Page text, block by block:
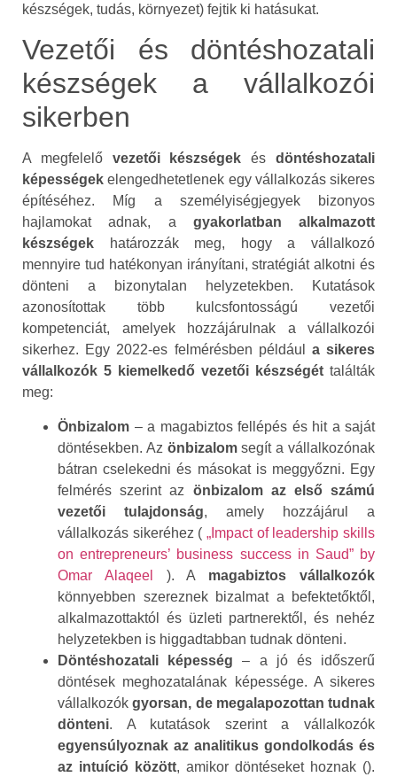
készségek, tudás, környezet) fejtik ki hatásukat.
Vezetői és döntéshozatali
készségek a vállalkozói
sikerben
A megfelelő vezetői készségek ésdöntéshozatali
képességek elengedhetetlenek egy vállalkozás sikeres
építéséhez. Míg a személyiségjegyek bizonyos
hajlamokat adnak, a gyakorlatban alkalmazott
készségek határozzák meg, hogy a vállalkozó
mennyire tud hatékonyan irányítani, stratégiát alkotni és
dönteni a bizonytalan helyzetekben. Kutatások
azonosítottak több kulcsfontosságú vezetői
kompetenciát, amelyek hozzájárulnak a vállalkozói
sikerhez. Egy 2022-es felmérésben például a sikeres
vállalkozók 5 kiemelkedő vezetői készségét találták
meg:
Önbizalom – a magabiztos fellépés és hit a saját
döntésekben. Az önbizalomsegít a vállalkozónak
bátran cselekedni és másokat is meggyőzni. Egy
felmérés szerint az önbizalom az első számú
vezetői tulajdonság, amely hozzájárul a
vállalkozás sikeréhez ( „Impact of leadership skills
on entrepreneurs’ business success in Saud” by
Omar Alaqeel ). A magabiztos vállalkozók
könnyebben szereznek bizalmat a befektetőktől,
alkalmazottaktól és üzleti partnerektől, és nehéz
helyzetekben is higgadtabban tudnak dönteni.
Döntéshozatali képesség – a jó és időszerű
döntések meghozatalának képessége. A sikeres
vállalkozókgyorsan, de megalapozottan tudnak
dönteni. A kutatások szerint a vállalkozók
egyensúlyoznak az analitikus gondolkodás és
az intuíció között, amikor döntéseket hoznak ().